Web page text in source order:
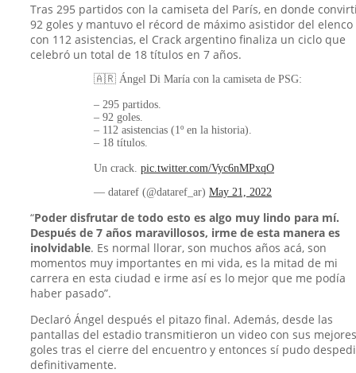
Tras 295 partidos con la camiseta del París, en donde
92 goles y mantuvo el récord de máximo asistidor del elenco
con 112 asistencias, el Crack argentino finaliza un ciclo que
celebró un total de 18 títulos en 7 años.
🇦🇷 Ángel Di María con la camiseta de PSG:
– 295 partidos.
– 92 goles.
– 112 asistencias (1º en la historia).
– 18 títulos.
Un crack. pic.twitter.com/Vyc6nMPxqO
— dataref (@dataref_ar) May 21, 2022
“Poder disfrutar de todo esto es algo muy lindo para mí.
Después de 7 años maravillosos, irme de esta manera es
inolvidable. Es normal llorar, son muchos años acá, son
momentos muy importantes en mi vida, es la mitad de mi
carrera en esta ciudad e irme así es lo mejor que me podía
haber pasado”.
Declaró Ángel después el pitazo final. Además, desde las
pantallas del estadio transmitieron un video con sus mejores
goles tras el cierre del encuentro y entonces sí pudo
definitivamente.